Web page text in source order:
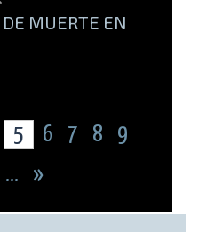
MUERTE EN
5 6 7 8
9
... »